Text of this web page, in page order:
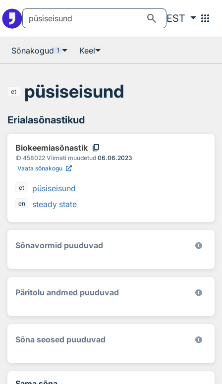
search EST apps
Sõnakogud 1 Keel
et püsiseisund
Erialasõnastikud
Biokeemiasõnastik content_copy
ID 458022 Viimati muudetud 06.06.2023
Vaata sõnakogu
et püsiseisund
en steady state
Sõnavormid puuduvad
Päritolu andmed puuduvad
Sõna seosed puuduvad